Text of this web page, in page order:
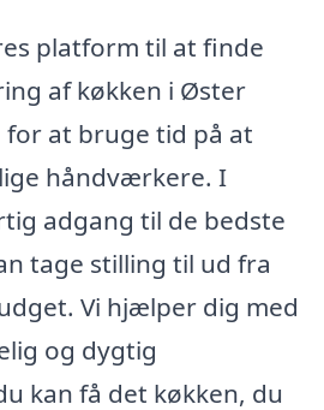
platform til at finde
af køkken i Øster
for at bruge tid på at
håndværkere. I
adgang til de bedste
tage stilling til ud fra
Vi hjælper dig med
og dygtig
kan få det køkken, du